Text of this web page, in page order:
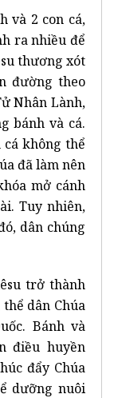
và 2 con cá,
ra nhiều để
thương xót
đường theo
Nhân Lành,
bánh và cá.
cá không thể
đã làm nên
mở cánh
Tuy nhiên,
dân chúng
trở thành
dân Chúa
Bánh và
điều huyền
đẩy Chúa
dưỡng nuôi